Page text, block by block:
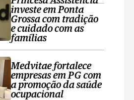
investe em Ponta
Grossa com tradição
e cuidado com as
famílias
Medvitae fortalece
empresas em PG com
a promoção da saúde
ocupacional